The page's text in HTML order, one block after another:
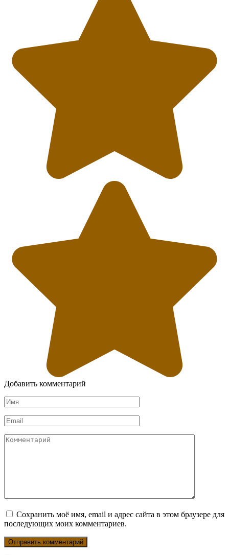
Добавить комментарий
Имя
*
Email
*
Комментарий
Сохранить моё имя, email и адрес сайта в этом браузере для
последующих моих комментариев.